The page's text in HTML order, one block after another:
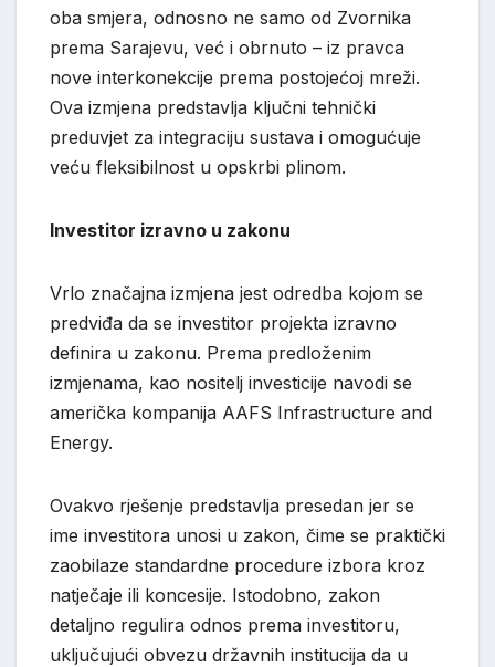
oba smjera, odnosno ne samo od Zvornika
prema Sarajevu, već i obrnuto – iz pravca
nove interkonekcije prema postojećoj mreži.
Ova izmjena predstavlja ključni tehnički
preduvjet za integraciju sustava i omogućuje
veću fleksibilnost u opskrbi plinom.
Investitor izravno u zakonu
Vrlo značajna izmjena jest odredba kojom se
predviđa da se investitor projekta izravno
definira u zakonu. Prema predloženim
izmjenama, kao nositelj investicije navodi se
američka kompanija AAFS Infrastructure and
Energy.
Ovakvo rješenje predstavlja presedan jer se
ime investitora unosi u zakon, čime se praktički
zaobilaze standardne procedure izbora kroz
natječaje ili koncesije. Istodobno, zakon
detaljno regulira odnos prema investitoru,
uključujući obvezu državnih institucija da u